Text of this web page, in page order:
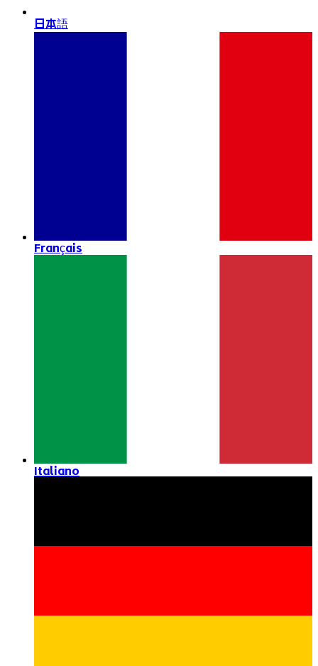
日本語
Français
Italiano